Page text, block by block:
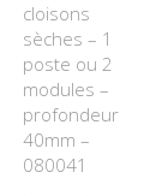
cloisons
sèches – 1
poste ou 2
modules –
profondeur
40mm –
080041